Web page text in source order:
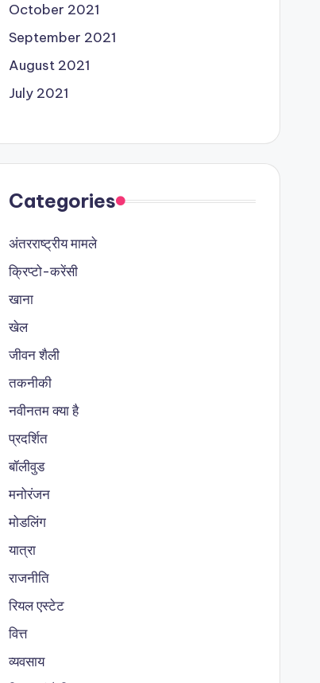
October 2021
September 2021
August 2021
July 2021
Categories
अंतरराष्ट्रीय मामले
क्रिप्टो-करेंसी
खाना
खेल
जीवन शैली
तकनीकी
नवीनतम क्या है
प्रदर्शित
बॉलीवुड
मनोरंजन
मोडलिंग
यात्रा
राजनीति
रियल एस्टेट
वित्त
व्यवसाय